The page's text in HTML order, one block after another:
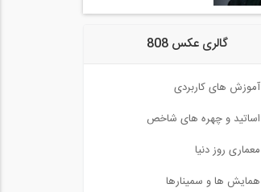
گالری عکس 808
آموزش های کاربردی
اساتید و چهره های شاخص
معماری روز دنیا
همایش ها و سمینارها